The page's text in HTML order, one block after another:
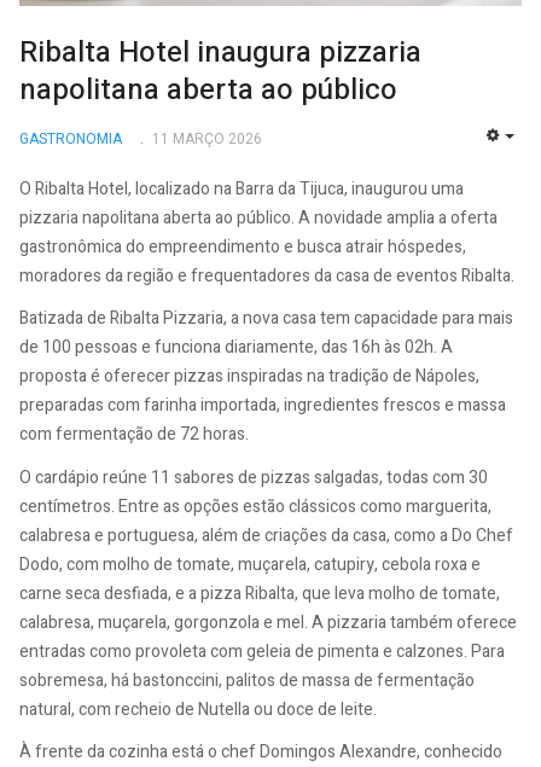
Ribalta Hotel inaugura pizzaria
napolitana aberta ao público
GASTRONOMIA 11 MARÇO 2026
O Ribalta Hotel, localizado na Barra da Tijuca, inaugurou uma
pizzaria napolitana aberta ao público. A novidade amplia a oferta
gastronômica do empreendimento e busca atrair hóspedes,
moradores da região e frequentadores da casa de eventos Ribalta.
Batizada de Ribalta Pizzaria, a nova casa tem capacidade para mais
de 100 pessoas e funciona diariamente, das 16h às 02h. A
proposta é oferecer pizzas inspiradas na tradição de Nápoles,
preparadas com farinha importada, ingredientes frescos e massa
com fermentação de 72 horas.
O cardápio reúne 11 sabores de pizzas salgadas, todas com 30
centímetros. Entre as opções estão clássicos como marguerita,
calabresa e portuguesa, além de criações da casa, como a Do Chef
Dodo, com molho de tomate, muçarela, catupiry, cebola roxa e
carne seca desfiada, e a pizza Ribalta, que leva molho de tomate,
calabresa, muçarela, gorgonzola e mel. A pizzaria também oferece
entradas como provoleta com geleia de pimenta e calzones. Para
sobremesa, há bastonccini, palitos de massa de fermentação
natural, com recheio de Nutella ou doce de leite.
À frente da cozinha está o chef Domingos Alexandre, conhecido